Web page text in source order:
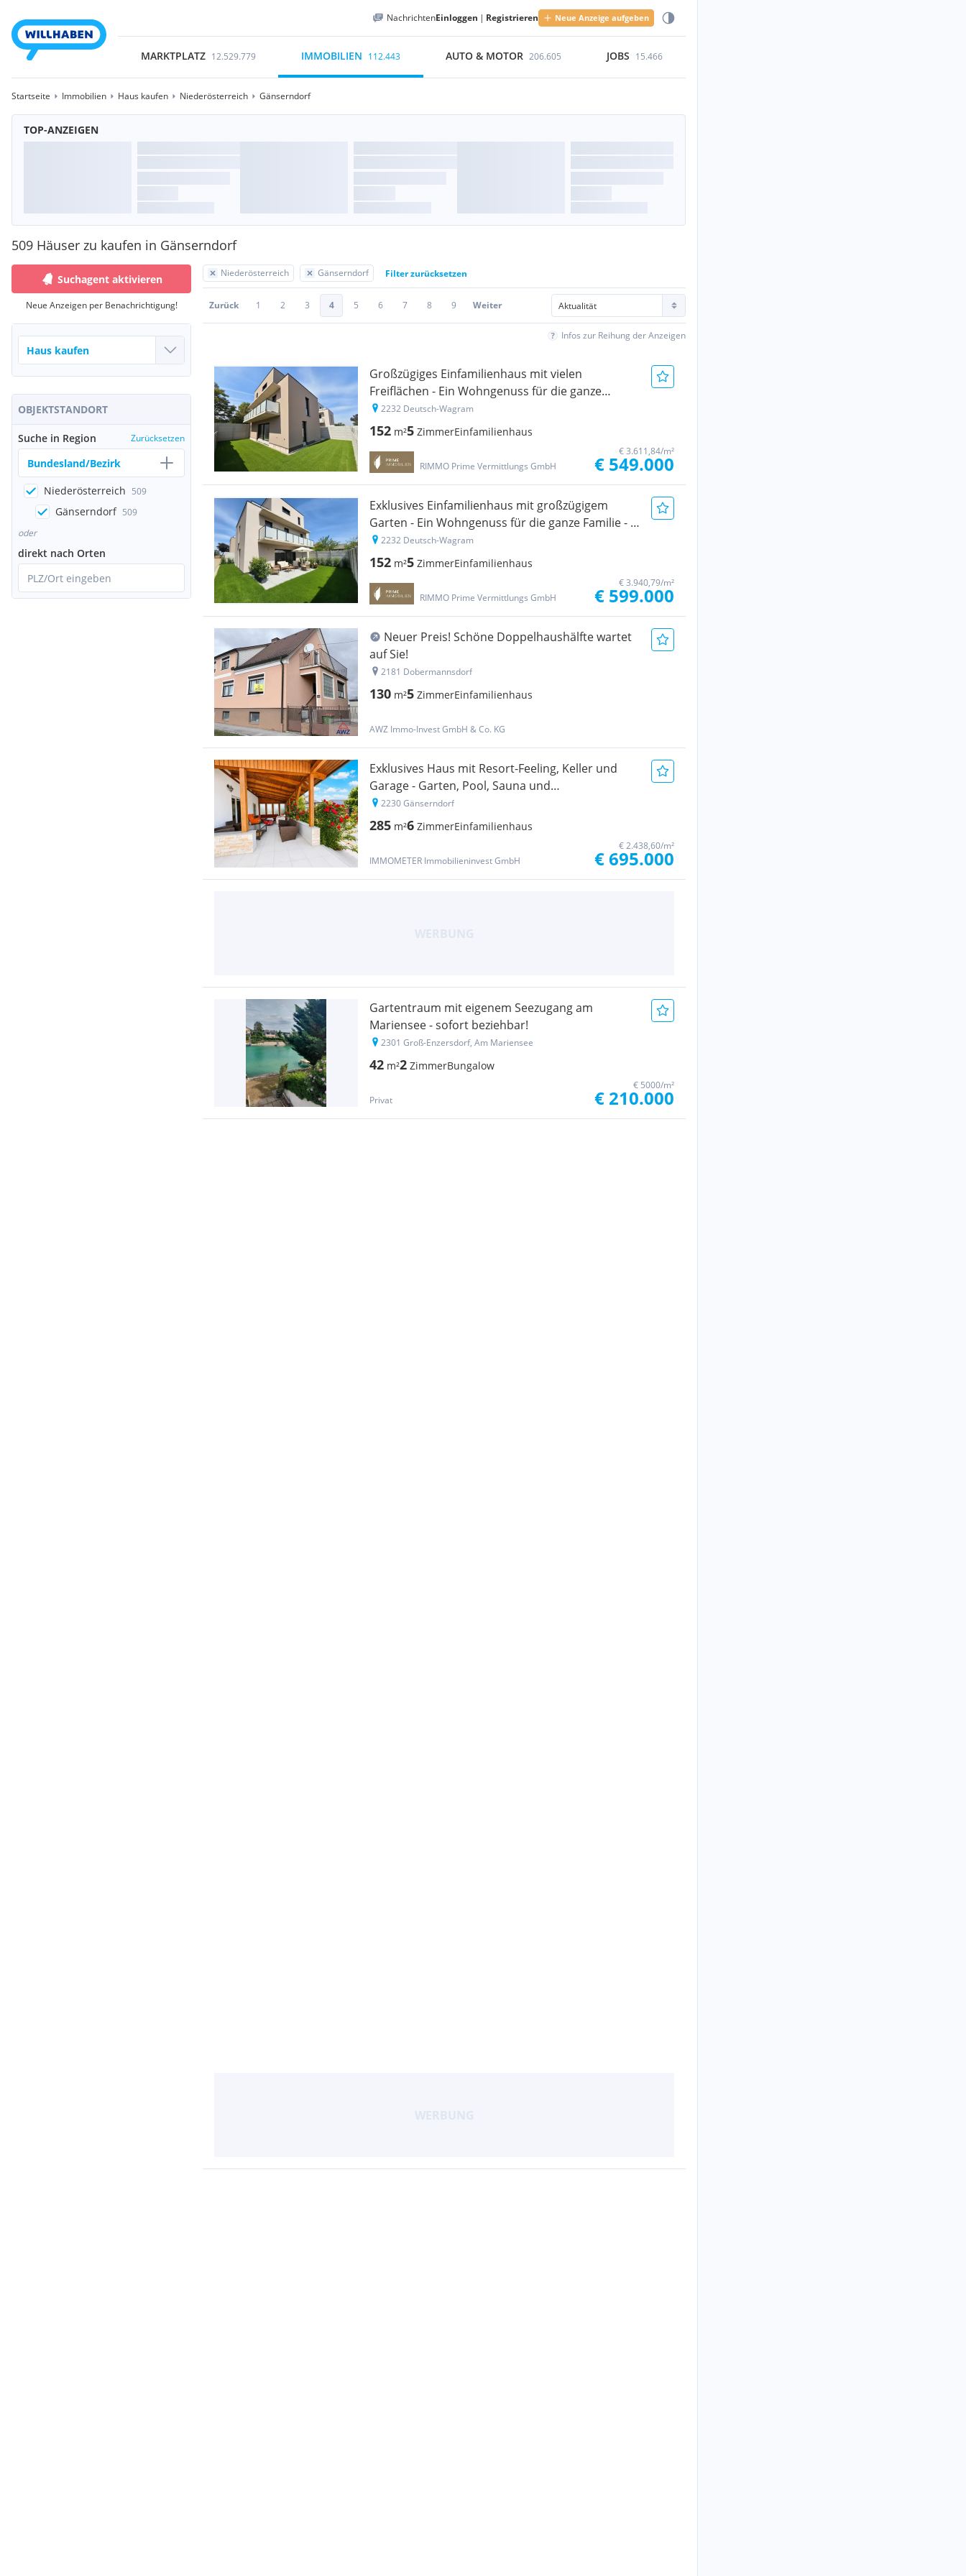
NachrichtenEinloggen | Registrieren Neue Anzeige aufgeben
MARKTPLATZ 12.529.779 IMMOBILIEN 112.443 AUTO & MOTOR 206.605 JOBS 15.466
Startseite Immobilien Haus kaufen Niederösterreich Gänserndorf
TOP-ANZEIGEN
509 Häuser zu kaufen in Gänserndorf
Suchagent aktivieren
Neue Anzeigen per Benachrichtigung!
OBJEKTSTANDORT
Suche in Region Zurücksetzen
Bundesland/Bezirk
Niederösterreich 509
Gänserndorf 509
oder
direkt nach Orten
PLZ/Ort eingeben
Niederösterreich Gänserndorf Filter zurücksetzen
Zurück 1 2 3 4 5 6 7 8 9 Weiter
Infos zur Reihung der Anzeigen
Großzügiges Einfamilienhaus mit vielen
Freiflächen - Ein Wohngenuss für die ganze
Familie - 5 Zimmer - Ziegelmassiv - Pv-
Vorbereitung - uvm.
2232 Deutsch-Wagram
152 m²5 ZimmerEinfamilienhaus
RIMMO Prime Vermittlungs GmbH
€ 3.611,84/m²
€ 549.000
Exklusives Einfamilienhaus mit großzügigem
Garten - Ein Wohngenuss für die ganze Familie - 5
Zimmer - Viele Freiflächen - Ziegelmassiv - Pv-
Vorbereitung - uvm.
2232 Deutsch-Wagram
152 m²5 ZimmerEinfamilienhaus
RIMMO Prime Vermittlungs GmbH
€ 3.940,79/m²
€ 599.000
Neuer Preis! Schöne Doppelhaushälfte wartet
auf Sie!
2181 Dobermannsdorf
130 m²5 ZimmerEinfamilienhaus
AWZ Immo-Invest GmbH & Co. KG
Exklusives Haus mit Resort-Feeling, Keller und
Garage - Garten, Pool, Sauna und
Wellnessbereich
2230 Gänserndorf
285 m²6 ZimmerEinfamilienhaus
IMMOMETER Immobilieninvest GmbH
€ 2.438,60/m²
€ 695.000
Gartentraum mit eigenem Seezugang am
Mariensee - sofort beziehbar!
2301 Groß-Enzersdorf, Am Mariensee
42 m²2 ZimmerBungalow
Privat
€ 5000/m²
€ 210.000